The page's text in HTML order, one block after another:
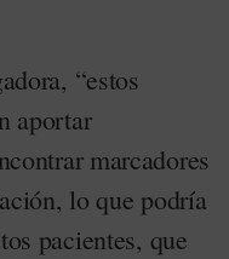
“estos
aportar
marcadores
lo que podría
pacientes, que